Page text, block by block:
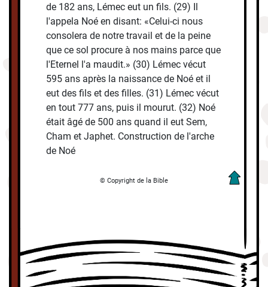
de 182 ans, Lémec eut un fils. (29) Il
l'appela Noé en disant: «Celui-ci nous
consolera de notre travail et de la peine
que ce sol procure à nos mains parce que
l'Eternel l'a maudit.» (30) Lémec vécut
595 ans après la naissance de Noé et il
eut des fils et des filles. (31) Lémec vécut
en tout 777 ans, puis il mourut. (32) Noé
était âgé de 500 ans quand il eut Sem,
Cham et Japhet. Construction de l'arche
de Noé
© Copyright de la Bible